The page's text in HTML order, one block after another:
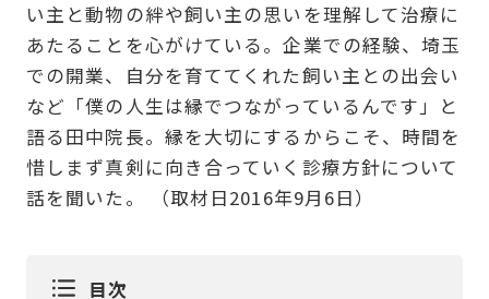
い主と動物の絆や飼い主の思いを理解して治療に
あたることを心がけている。企業での経験、埼玉
での開業、自分を育ててくれた飼い主との出会い
など「僕の人生は縁でつながっているんです」と
語る田中院長。縁を大切にするからこそ、時間を
惜しまず真剣に向き合っていく診療方針について
話を聞いた。 （取材日2016年9月6日）
目次